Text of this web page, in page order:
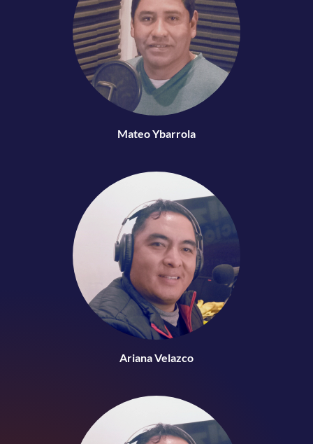
Mateo Ybarrola
Ariana Velazco